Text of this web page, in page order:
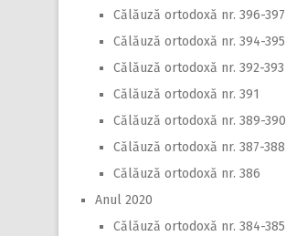
Călăuză ortodoxă nr. 396-397
Călăuză ortodoxă nr. 394-395
Călăuză ortodoxă nr. 392-393
Călăuză ortodoxă nr. 391
Călăuză ortodoxă nr. 389-390
Călăuză ortodoxă nr. 387-388
Călăuză ortodoxă nr. 386
Anul 2020
Călăuză ortodoxă nr. 384-385